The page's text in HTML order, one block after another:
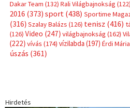
Dakar Team (132) Rali Világbajnokság (122)
2016 (373) sport(438) Sportime
(316) Szalay Balázs (126) tenisz (416)
(126) Video (247) világbajnokság (162)
(222) vívás (174) vízilabda (197) Érdi Mária
úszás (361)
Hirdetés